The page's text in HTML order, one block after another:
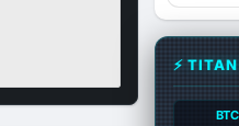
⚡
BTC